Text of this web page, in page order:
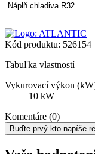
Náplň chladiva R32
Kód produktu: 526154
Tabuľka vlastností
Vykurovací výkon
10 kW
Komentáre (0)
Buďte prvý kto napíše